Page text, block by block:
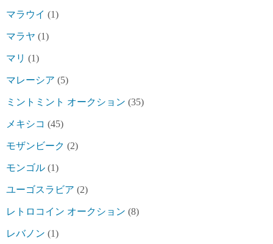
マラウイ (1)
マラヤ (1)
マリ (1)
マレーシア (5)
ミントミント オークション (35)
メキシコ (45)
モザンビーク (2)
モンゴル (1)
ユーゴスラビア (2)
レトロコイン オークション (8)
レバノン (1)